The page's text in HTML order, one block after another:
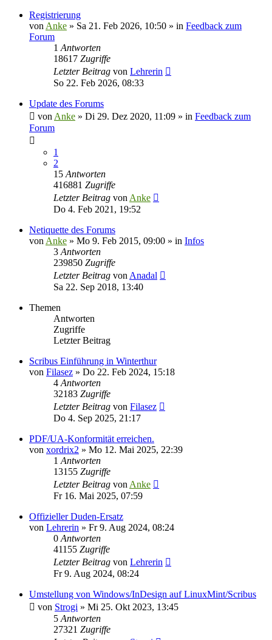
Registrierung
von Anke » Sa 21. Feb 2026, 10:50 » in Feedback zum
Forum
1 Antworten
18617 Zugriffe
Letzter Beitrag von Lehrerin
So 22. Feb 2026, 08:33
Update des Forums
von Anke » Di 29. Dez 2020, 11:09 » in Feedback zum
Forum
1
2
15 Antworten
416881 Zugriffe
Letzter Beitrag von Anke
Do 4. Feb 2021, 19:52
Netiquette des Forums
von Anke » Mo 9. Feb 2015, 09:00 » in Infos
3 Antworten
239850 Zugriffe
Letzter Beitrag von Anadal
Sa 22. Sep 2018, 13:40
Themen
Antworten
Zugriffe
Letzter Beitrag
Scribus Einführung in Winterthur
von Filasez » Do 22. Feb 2024, 15:18
4 Antworten
32183 Zugriffe
Letzter Beitrag von Filasez
Do 4. Sep 2025, 21:17
PDF/UA-Konformität erreichen.
von xordrix2 » Mo 12. Mai 2025, 22:39
1 Antworten
13155 Zugriffe
Letzter Beitrag von Anke
Fr 16. Mai 2025, 07:59
Offizieller Duden-Ersatz
von Lehrerin » Fr 9. Aug 2024, 08:24
0 Antworten
41155 Zugriffe
Letzter Beitrag von Lehrerin
Fr 9. Aug 2024, 08:24
Umstellung von Windows/InDesign auf LinuxMint/Scribus
von Strogi » Mi 25. Okt 2023, 13:45
5 Antworten
27321 Zugriffe